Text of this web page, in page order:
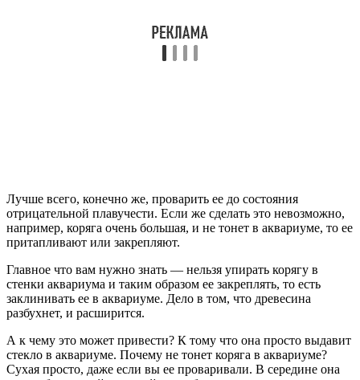
Лучше всего, конечно же, проварить ее до состояния
отрицательной плавучести. Если же сделать это невозможно,
например, коряга очень большая, и не тонет в аквариуме, то ее
притапливают или закрепляют.
Главное что вам нужно знать — нельзя упирать корягу в
стенки аквариума и таким образом ее закреплять, то есть
заклинивать ее в аквариуме. Дело в том, что древесина
разбухнет, и расширится.
А к чему это может привести? К тому что она просто выдавит
стекло в аквариуме. Почему не тонет коряга в аквариуме?
Сухая просто, даже если вы ее проваривали. В середине она